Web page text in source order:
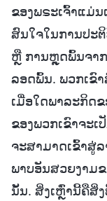
ຂອງພຣະເຈົ້າແມ່
ສົນໃຈໃນການປະ
ຫຼື ການຫຼຸດພົ້ນຈາ
ລອດພົ້ນ. ພວກເຂົາ
ເມື່ອໃດພາລະກິດ
ຂອງພວກເຂົາຈະ
ຈະສາມາດເຂົ້າສູ່
ພາບອັນສວຍງາມ
ນັ້ນ. ສິ່ງເຫຼົ່ານີ້ຄືສິ່